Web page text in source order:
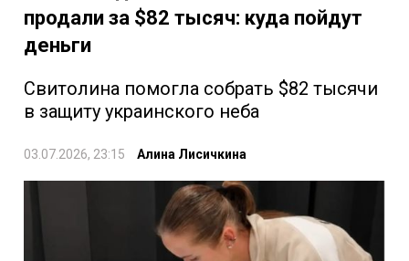
продали за $82 тысяч: куда пойдут
деньги
Свитолина помогла собрать $82 тысячи
в защиту украинского неба
03.07.2026, 23:15 Алина Лисичкина